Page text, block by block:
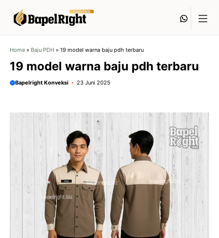
Home » Baju PDH » 19 model warna baju pdh terbaru
19 model warna baju pdh terbaru
Bapelright Konveksi 23 Juni 2025